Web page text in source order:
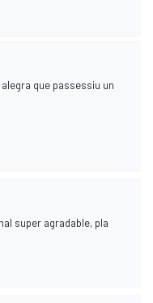
que passessiu un
super agradable, pla